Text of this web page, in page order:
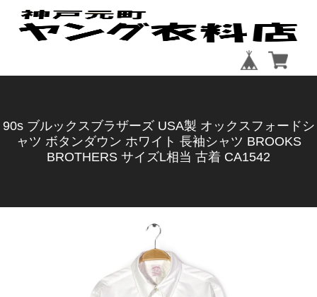
90s ブルックスブラザーズ USA製 オックスフォードシ
ャツ ボタンダウン ホワイト 長袖シャツ BROOKS
BROTHERS サイズL相当 古着 CA1542